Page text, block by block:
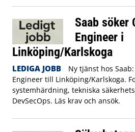
Saab söker
Engineer i
Linköping/Karlskoga
LEDIGA JOBB
Ny tjänst hos
Engineer till Linköping/Karlskoga.
systemhärdning, tekniska
DevSecOps. Läs krav och ansök.